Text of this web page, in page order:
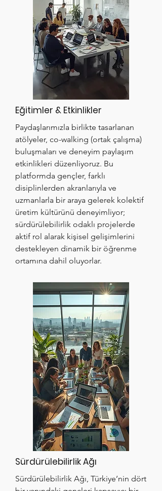
Eğitimler & Etkinlikler
Paydaşlarımızla birlikte tasarlanan
atölyeler, co-walking (ortak çalışma)
buluşmaları ve deneyim paylaşım
etkinlikleri düzenliyoruz. Bu
platformda gençler, farklı
disiplinlerden akranlarıyla ve
uzmanlarla bir araya gelerek kolektif
üretim kültürünü deneyimliyor;
sürdürülebilirlik odaklı projelerde
aktif rol alarak kişisel gelişimlerini
destekleyen dinamik bir öğrenme
ortamına dahil oluyorlar.
Sürdürülebilirlik Ağı
Sürdürülebilirlik Ağı, Türkiye’nin dört